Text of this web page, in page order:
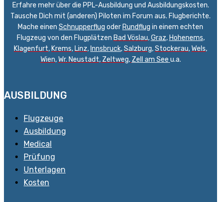
Erfahre mehr über die PPL-Ausbildung und Ausbildungskosten.
Tausche Dich mit (anderen) Piloten im Forum aus. Flugberichte.
Mache einen Schnupperflug oder Rundflug in einem echten
Flugzeug von den Flugplätzen Bad Vöslau,Graz, Hohenems,
Klagenfurt, Krems, Linz, Innsbruck,Salzburg,Stockerau,Wels,
Wien,Wr. Neustadt, Zeltweg, Zell am See u.a.
AUSBILDUNG
Flugzeuge
Ausbildung
Medical
Prüfung
Unterlagen
Kosten